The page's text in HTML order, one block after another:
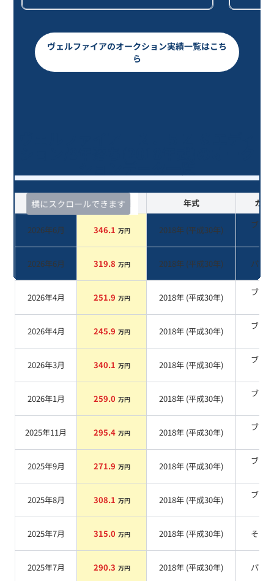
ヴェルファイアのオークション実績一覧はこち
ら
横にスクロールできます
査定時期 セルカ実績 年式 カラ
2026年6月 346.1 万円 2018年 (平成30年)
ブラ
2026年6月 319.8 万円 2018年 (平成30年) パール
2026年4月 251.9 万円 2018年 (平成30年)
ブラ
2026年4月 245.9 万円 2018年 (平成30年)
ブラ
2026年3月 340.1 万円 2018年 (平成30年)
ブラ
2026年1月 259.0 万円 2018年 (平成30年)
ブラ
2025年11月 295.4 万円 2018年 (平成30年)
ブラ
2025年9月 271.9 万円 2018年 (平成30年)
ブラ
2025年8月 308.1 万円 2018年 (平成30年)
ブラ
2025年7月 315.0 万円 2018年 (平成30年) その他
2025年7月 290.3 万円 2018年 (平成30年) パール